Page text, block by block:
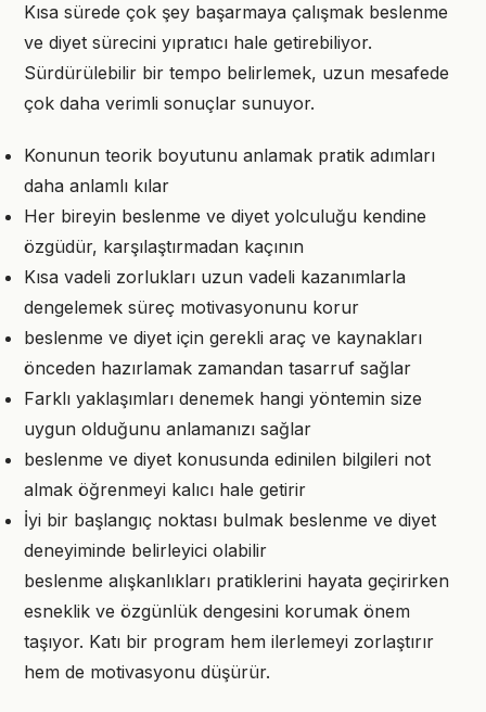
Kısa sürede çok şey başarmaya çalışmak beslenme
ve diyet sürecini yıpratıcı hale getirebiliyor.
Sürdürülebilir bir tempo belirlemek, uzun mesafede
çok daha verimli sonuçlar sunuyor.
Konunun teorik boyutunu anlamak pratik adımları
daha anlamlı kılar
Her bireyin beslenme ve diyet yolculuğu kendine
özgüdür, karşılaştırmadan kaçının
Kısa vadeli zorlukları uzun vadeli kazanımlarla
dengelemek süreç motivasyonunu korur
beslenme ve diyet için gerekli araç ve kaynakları
önceden hazırlamak zamandan tasarruf sağlar
Farklı yaklaşımları denemek hangi yöntemin size
uygun olduğunu anlamanızı sağlar
beslenme ve diyet konusunda edinilen bilgileri not
almak öğrenmeyi kalıcı hale getirir
İyi bir başlangıç noktası bulmak beslenme ve diyet
deneyiminde belirleyici olabilir
beslenme alışkanlıkları pratiklerini hayata geçirirken
esneklik ve özgünlük dengesini korumak önem
taşıyor. Katı bir program hem ilerlemeyi zorlaştırır
hem de motivasyonu düşürür.